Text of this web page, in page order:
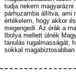
tudja nekem
párhuzamba állítva, ami
értékelem, hogy akkor
megengedi. Az órák a
Ibolya mellett ülnék
tanulás rugalmasságát,
sokkal